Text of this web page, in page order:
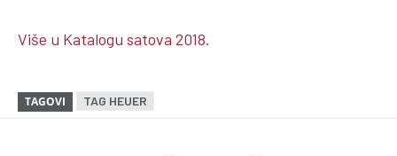
Više u Katalogu satova 2018.
TAGOVI TAG HEUER